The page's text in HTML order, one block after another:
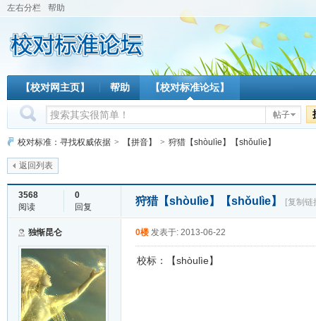
左右分栏 帮助
【校对网主页】 帮助 【校对标准论坛】
帖子
校对标准：寻找权威依据 > 【拼音】 > 狩猎【shòulìe】【shǒulìe】
返回列表
3568
阅读
0
回复
狩猎【shòulìe】【shǒulìe】 [复制链
独惭昆仑 0楼 发表于: 2013-06-22
校标：【shòulìe】